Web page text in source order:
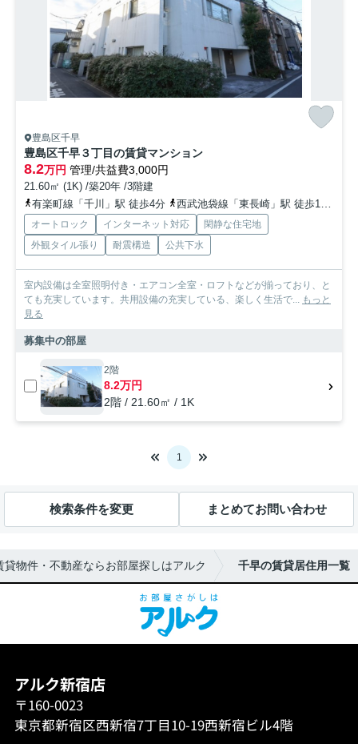
豊島区千早
豊島区千早３丁目の賃貸マンション
8.2万円 管理/共益費3,000円
21.60㎡ (1K) /築20年 /3階建
有楽町線「千川」駅 徒歩4分
西武池袋線「東長崎」駅 徒歩14分
オートロック インターネット対応
閑静な住宅地
外観タイル張り
耐震構造 公共下水
室内設備は全室照明付き・エアコン全室・ロフトなどが揃っており、と
ても充実しています。共用設備の充実している、楽しく生活で...
もっと
見る
募集中の部屋
2階
8.2万円
2階 / 21.60㎡ / 1K
1
検索条件を変更 まとめてお問い合わせ
物件・不動産ならお部屋探しはアルク 千早の賃貸居住用一覧
アルク新宿店
〒160-0023
東京都新宿区西新宿7丁目10-19西新宿ビル4階